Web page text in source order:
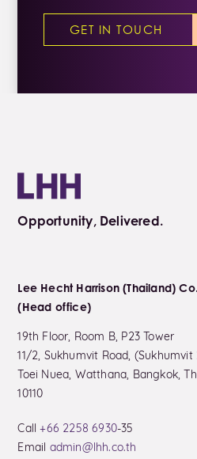
GET IN TOUCH
Opportunity, Delivered.
Lee Hecht Harrison (Thailand)
(Head office)
19th Floor, Room B, P23 Tower
11/2, Sukhumvit Road, (Sukhumvit
Toei Nuea, Watthana, Bangkok,
10110
Call+66 2258 6930-35
Email admin@lhh.co.th